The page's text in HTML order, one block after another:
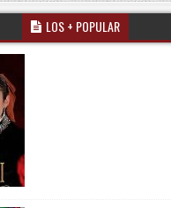
LOS + POPULAR